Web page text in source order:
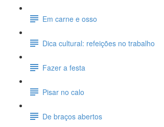
Em carne e osso
Dica cultural: refeições no trabalho
Fazer a festa
Pisar no calo
De braços abertos